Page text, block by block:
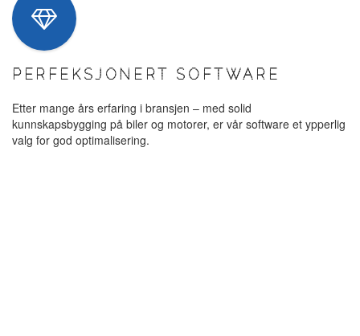
PERFEKSJONERT SOFTWARE
Etter mange års erfaring i bransjen – med solid
kunnskapsbygging på biler og motorer, er vår software et ypperlig
valg for god optimalisering.